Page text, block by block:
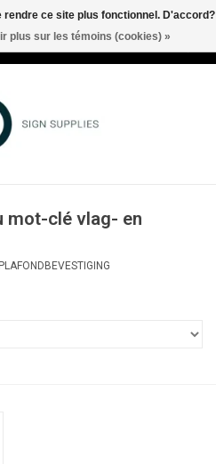
mot-clé vlag- en
ce site plus fonctionnel. D'accord?
plus sur les témoins (cookies) »